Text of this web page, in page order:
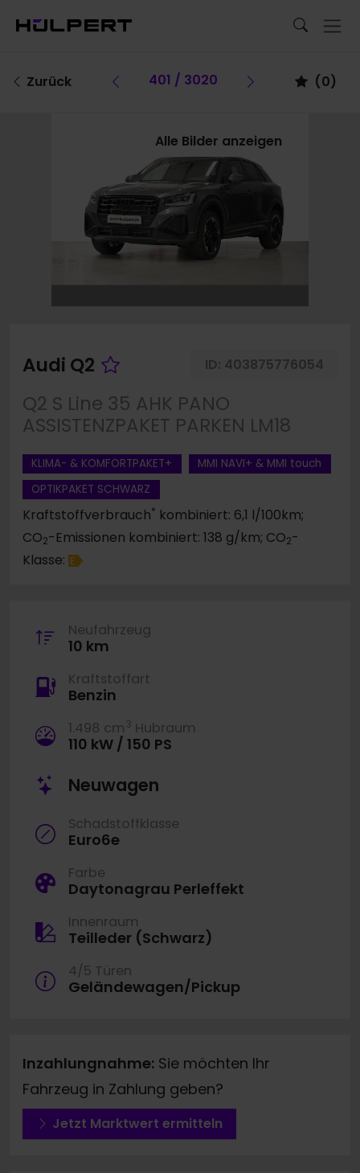
Zurück Vorheriges Fahrzeug
401 / 3020 Vorheriges
(0)
Alle Bilder anzeigen
Audi Q2 Fahrzeug merken
ID: 403875776054
Q2 S Line 35 AHK PANO
ASSISTENZPAKET PARKEN LM18
KLIMA- & KOMFORTPAKET+
MMI NAVI+ & MMI touch
OPTIKPAKET SCHWARZ
Kraftstoffverbrauch* kombiniert: 6,1 l/100km;
CO2-Emissionen kombiniert: 138 g/km; CO2-
Klasse: E
Neufahrzeug
10 km
Kraftstoffart
Benzin
1.498 cm 3 Hubraum
110 kW / 150 PS
Neuwagen
Schadstoffklasse
Euro6e
Farbe
Daytonagrau Perleffekt
Innenraum
Teilleder (Schwarz)
4/5 Türen
Geländewagen/Pickup
Inzahlungnahme: Sie möchten Ihr
Fahrzeug in Zahlung geben?
Jetzt Marktwert ermitteln